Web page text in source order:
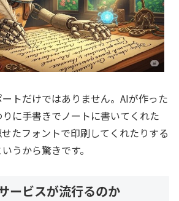
トだけではありません。AIが作った
に手書きでノートに書いてくれた
たフォントで印刷してくれたりする
うから驚きです。
ービスが流行るのか